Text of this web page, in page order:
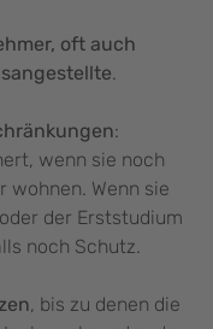
oft auch
.
:
wenn sie noch
wohnen. Wenn sie
der Erststudium
noch Schutz.
, bis zu denen die